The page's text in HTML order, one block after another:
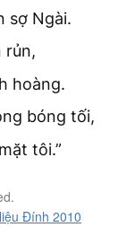
sợ Ngài.
rủn,
hoàng.
bóng tối,
tôi.”
Đính 2010